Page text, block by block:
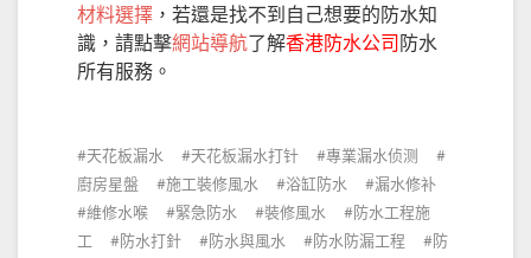
材料選擇 ，若還是找不到自己想要的防水知
識，請點擊網站導航了解香港防水公司 防水
所有服務。
天花板漏水 天花板漏水打针
專業漏水侦测
廚房星盤
施工裝修風水 浴缸防水
漏水修补
維修水喉
緊急防水 裝修風水
防水工程施
工
防水打針 防水與風水 防水防漏工程
防